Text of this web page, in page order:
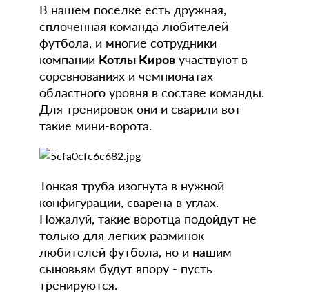
В нашем поселке есть дружная,
сплоченная команда любителей
футбола, и многие сотрудники
компании Котлы Кировучаствуют в
соревнованиях и чемпионатах
областного уровня в составе команды.
Для тренировок они и сварили вот
такие мини-ворота.
Тонкая труба изогнута в нужной
конфигурации, сварена в углах.
Пожалуй, такие воротца подойдут не
только для легких разминок
любителей футбола, но и нашим
сыновьям будут впору - пусть
тренируются.